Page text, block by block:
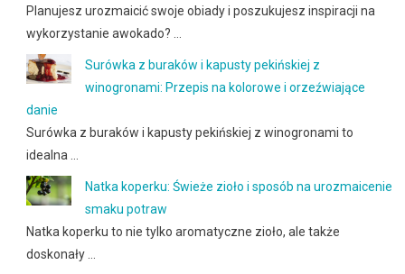
Planujesz urozmaicić swoje obiady i poszukujesz inspiracji na
wykorzystanie awokado? …
Surówka z buraków i kapusty pekińskiej z
winogronami: Przepis na kolorowe i orzeźwiające
danie
Surówka z buraków i kapusty pekińskiej z winogronami to
idealna …
Natka koperku: Świeże zioło i sposób na urozmaicenie
smaku potraw
Natka koperku to nie tylko aromatyczne zioło, ale także
doskonały …